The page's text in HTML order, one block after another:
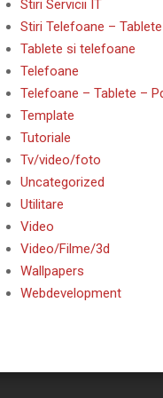
Stiri Servicii IT
Stiri Telefoane – Tablete
Tablete si telefoane
Telefoane
Telefoane – Tablete –
Template
Tutoriale
Tv/video/foto
Uncategorized
Utilitare
Video
Video/Filme/3d
Wallpapers
Webdevelopment